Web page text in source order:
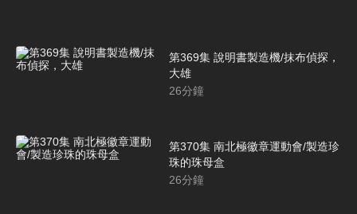
第369集 說明書製造機/抹布偵探，
大雄
26分鐘
第370集 南北極徽章運動會/製造珍
珠的珠母盒
26分鐘